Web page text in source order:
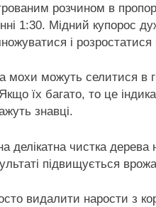
розчином в
1:30. Мідний купорос
і розростатися
мохи можуть селитися в
їх багато, то це
знавці.
делікатна чистка дерева
підвищується
видалити нарости з